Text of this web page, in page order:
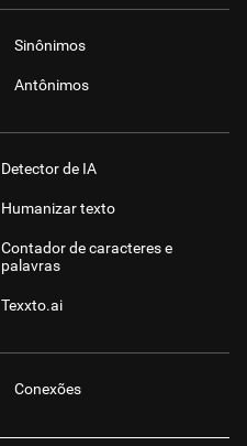
Sinônimos
Antônimos
Detector de IA
Humanizar texto
Contador de caracteres e
palavras
Texxto.ai
Conexões